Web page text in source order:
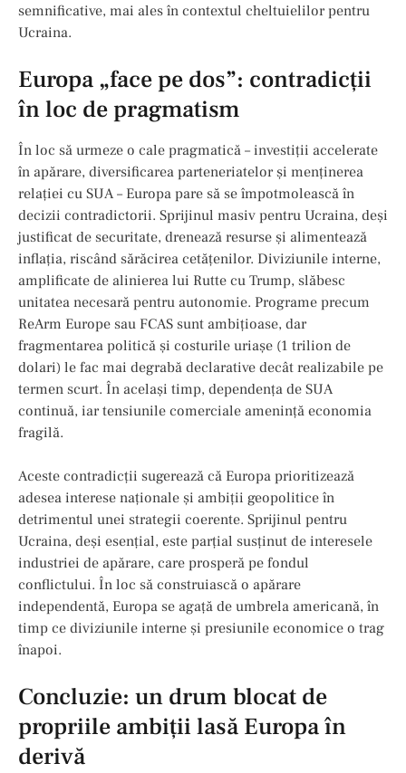
semnificative, mai ales în contextul cheltuielilor pentru
Ucraina.
Europa „face pe dos”: contradicții
în loc de pragmatism
În loc să urmeze o cale pragmatică – investiții accelerate
în apărare, diversificarea parteneriatelor și menținerea
relației cu SUA – Europa pare să se împotmolească în
decizii contradictorii. Sprijinul masiv pentru Ucraina, deși
justificat de securitate, drenează resurse și alimentează
inflația, riscând sărăcirea cetățenilor. Diviziunile interne,
amplificate de alinierea lui Rutte cu Trump, slăbesc
unitatea necesară pentru autonomie. Programe precum
ReArm Europe sau FCAS sunt ambițioase, dar
fragmentarea politică și costurile uriașe (1 trilion de
dolari) le fac mai degrabă declarative decât realizabile pe
termen scurt. În același timp, dependența de SUA
continuă, iar tensiunile comerciale amenință economia
fragilă.
Aceste contradicții sugerează că Europa prioritizează
adesea interese naționale și ambiții geopolitice în
detrimentul unei strategii coerente. Sprijinul pentru
Ucraina, deși esențial, este parțial susținut de interesele
industriei de apărare, care prosperă pe fondul
conflictului. În loc să construiască o apărare
independentă, Europa se agață de umbrela americană, în
timp ce diviziunile interne și presiunile economice o trag
înapoi.
Concluzie: un drum blocat de
propriile ambiții lasă Europa în
derivă